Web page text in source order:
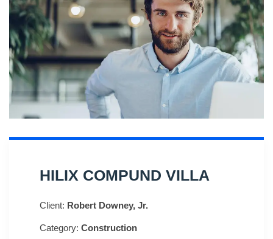
HILIX COMPUND VILLA
Client: Robert Downey, Jr.
Category: Construction